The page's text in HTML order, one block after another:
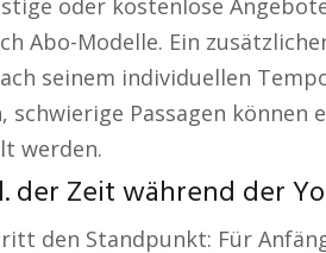
oder kostenlose
Abo-Modelle. Ein
seinem individuellen
schwierige Passagen können
werden.
der Zeit während der
den Standpunkt: Für